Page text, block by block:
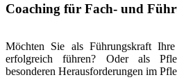
Coaching für Fach- und
Möchten Sie als Führungskraft
erfolgreich führen? Oder als
besonderen Herausforderungen im